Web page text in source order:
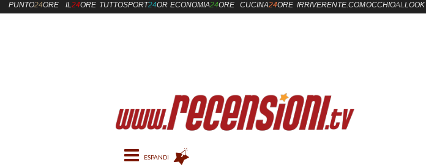
Toggle navigation
PUNTO24ORE IL24ORE TUTTOSPORT24OREECONOMIA24ORE CUCINA24ORE IRRIVERENTE.COMOCCHIOALLOOK